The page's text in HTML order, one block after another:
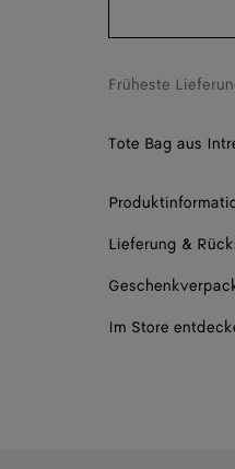
Früheste
Tote Bag aus
Lieferung &
Im Store